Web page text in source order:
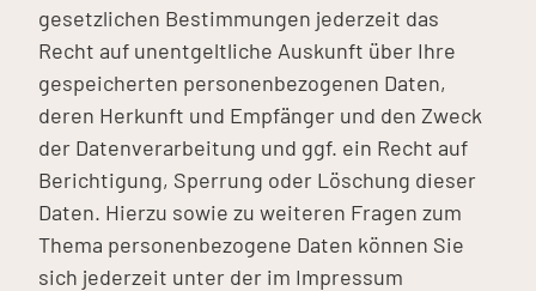
gesetzlichen Bestimmungen jederzeit das
Recht auf unentgeltliche Auskunft über Ihre
gespeicherten personenbezogenen Daten,
deren Herkunft und Empfänger und den Zweck
der Datenverarbeitung und ggf. ein Recht auf
Berichtigung, Sperrung oder Löschung dieser
Daten. Hierzu sowie zu weiteren Fragen zum
Thema personenbezogene Daten können Sie
sich jederzeit unter der im Impressum